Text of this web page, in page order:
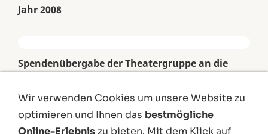
Jahr 2008
Spendenübergabe der Theatergruppe an die
Wir verwenden Cookies um unsere Website zu
optimieren und Ihnen das bestmögliche
Online-Erlebnis zu bieten. Mit dem Klick auf